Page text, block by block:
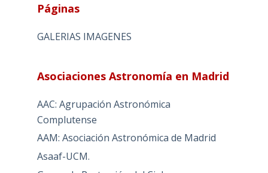
Páginas
GALERIAS IMAGENES
Asociaciones Astronomía en Madrid
AAC: Agrupación Astronómica
Complutense
AAM: Asociación Astronómica de Madrid
Asaaf-UCM.